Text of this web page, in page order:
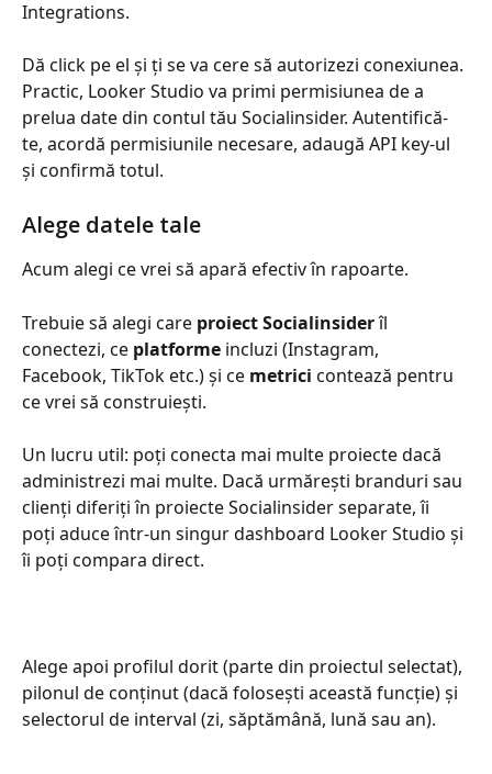
Integrations.
Dă click pe el și ți se va cere să autorizezi conexiunea.
Practic, Looker Studio va primi permisiunea de a
prelua date din contul tău Socialinsider. Autentifică-
te, acordă permisiunile necesare, adaugă API key-ul
și confirmă totul.
Alege datele tale
Acum alegi ce vrei să apară efectiv în rapoarte.
Trebuie să alegi care proiect Socialinsider îl
conectezi, ce platforme incluzi (Instagram,
Facebook, TikTok etc.) și ce metrici contează pentru
ce vrei să construiești.
Un lucru util: poți conecta mai multe proiecte dacă
administrezi mai multe. Dacă urmărești branduri sau
clienți diferiți în proiecte Socialinsider separate, îi
poți aduce într-un singur dashboard Looker Studio și
îi poți compara direct.
Alege apoi profilul dorit (parte din proiectul selectat),
pilonul de conținut (dacă folosești această funcție) și
selectorul de interval (zi, săptămână, lună sau an).